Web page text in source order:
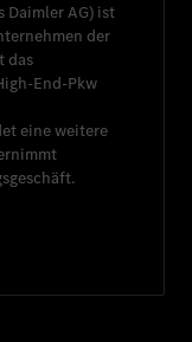
Daimler AG) ist
der
das
End-Pkw
eine weitere